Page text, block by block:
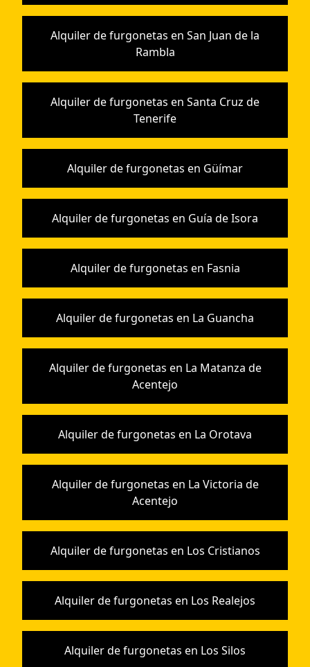
Alquiler de furgonetas en San Juan de la
Rambla
Alquiler de furgonetas en Santa Cruz de
Tenerife
Alquiler de furgonetas en Güímar
Alquiler de furgonetas en Guía de Isora
Alquiler de furgonetas en Fasnia
Alquiler de furgonetas en La Guancha
Alquiler de furgonetas en La Matanza de
Acentejo
Alquiler de furgonetas en La Orotava
Alquiler de furgonetas en La Victoria de
Acentejo
Alquiler de furgonetas en Los Cristianos
Alquiler de furgonetas en Los Realejos
Alquiler de furgonetas en Los Silos